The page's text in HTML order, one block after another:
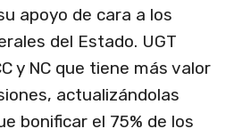
apoyo de cara a los
del Estado. UGT
y NC que tiene más valor
actualizándolas
bonificar el 75% de los